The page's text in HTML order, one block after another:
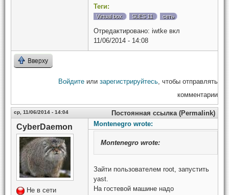
Теги:
Virtual box SLES 11 сеть
Отредактировано: iwtke вкл
11/06/2014 - 14:08
Вверху
Войдите или зарегистрируйтесь , чтобы отправлять
комментарии
ср, 11/06/2014 - 14:04 Постоянная ссылка (Permalink)
CyberDaemon
Не в сети
Montenegro wrote:
Montenegro wrote:
Зайти пользователем root, запустить
yast.
На гостевой машине надо